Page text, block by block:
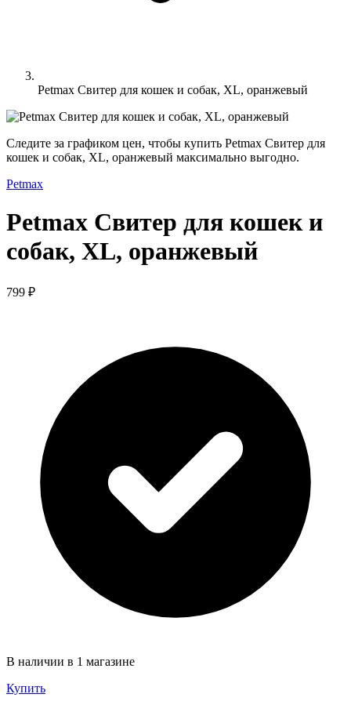
Petmax Свитер для кошек и собак, XL, оранжевый
Следите за графиком цен, чтобы купить Petmax Свитер для
кошек и собак, XL, оранжевый максимально выгодно.
Petmax
Petmax Свитер для кошек и
собак, XL, оранжевый
799 ₽
В наличии в 1 магазине
Купить